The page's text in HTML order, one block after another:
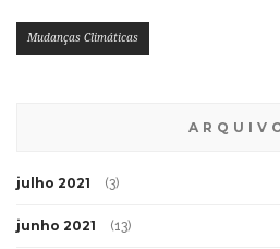
Mudanças Climáticas
julho 2021 (3)
junho 2021 (13)